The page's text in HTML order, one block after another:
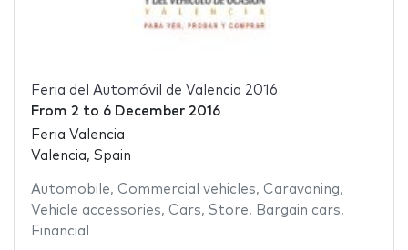
Feria del Automóvil de Valencia 2016
From 2 to 6 December 2016
Feria Valencia
Valencia, Spain
Automobile, Commercial vehicles, Caravaning,
Vehicle accessories, Cars, Store, Bargain cars,
Financial